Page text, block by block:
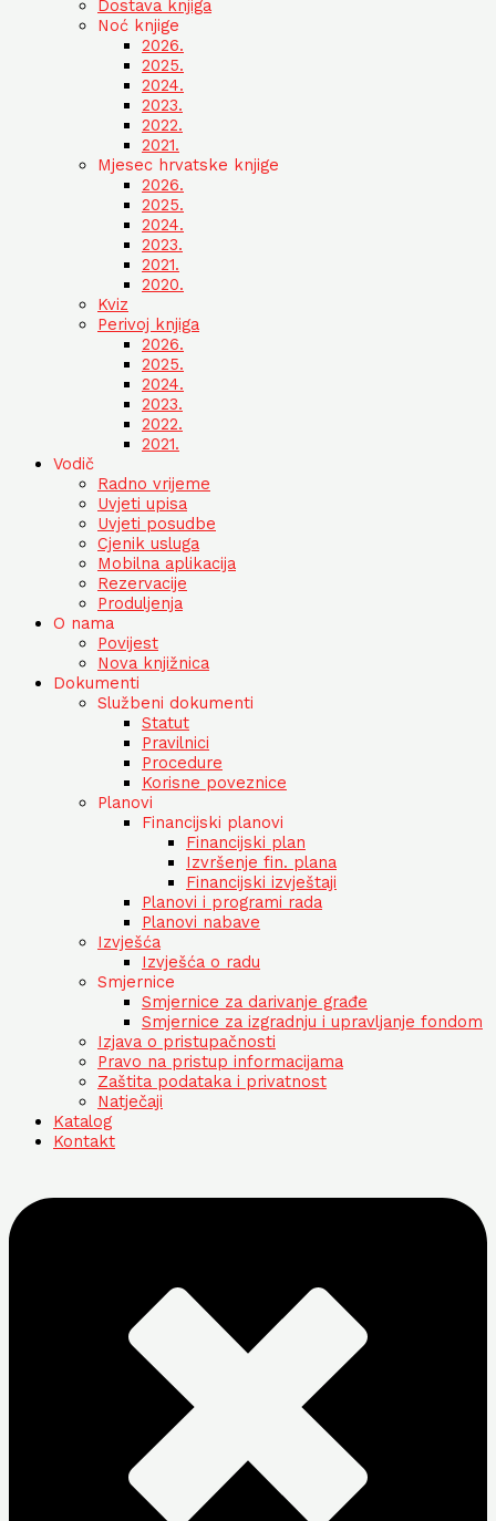
Dostava knjiga
Noć knjige
2026.
2025.
2024.
2023.
2022.
2021.
Mjesec hrvatske knjige
2026.
2025.
2024.
2023.
2021.
2020.
Kviz
Perivoj knjiga
2026.
2025.
2024.
2023.
2022.
2021.
Vodič
Radno vrijeme
Uvjeti upisa
Uvjeti posudbe
Cjenik usluga
Mobilna aplikacija
Rezervacije
Produljenja
O nama
Povijest
Nova knjižnica
Dokumenti
Službeni dokumenti
Statut
Pravilnici
Procedure
Korisne poveznice
Planovi
Financijski planovi
Financijski plan
Izvršenje fin. plana
Financijski izvještaji
Planovi i programi rada
Planovi nabave
Izvješća
Izvješća o radu
Smjernice
Smjernice za darivanje građe
Smjernice za izgradnju i upravljanje fondom
Izjava o pristupačnosti
Pravo na pristup informacijama
Zaštita podataka i privatnost
Natječaji
Katalog
Kontakt